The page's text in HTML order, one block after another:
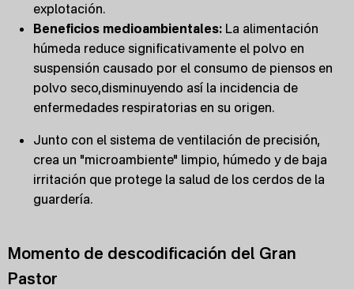
explotación.
Beneficios medioambientales: La alimentación
húmeda reduce significativamente el polvo en
suspensión causado por el consumo de piensos en
polvo seco,disminuyendo así la incidencia de
enfermedades respiratorias en su origen.
Junto con el sistema de ventilación de precisión,
crea un "microambiente" limpio, húmedo y de baja
irritación que protege la salud de los cerdos de la
guardería.
Momento de descodificación del Gran
Pastor